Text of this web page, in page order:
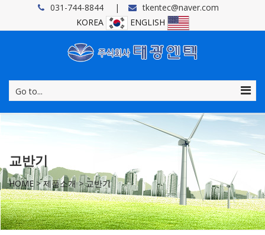
031-744-8844
tkentec@naver.com
KOREA
ENGLISH
Go to...
교반기
HOME>제품소개>교반기